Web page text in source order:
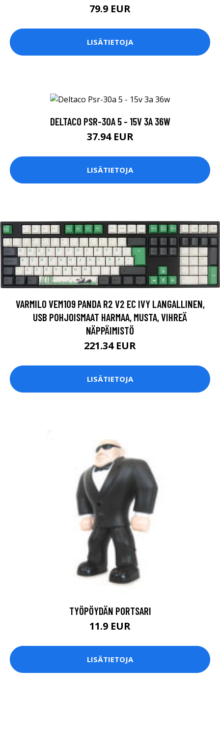
79.9 EUR
LISÄTIETOJA
DELTACO PSR-30A 5 - 15V 3A 36W
37.94 EUR
LISÄTIETOJA
VARMILO VEM109 PANDA R2 V2 EC IVY LANGALLINEN,
USB POHJOISMAAT HARMAA, MUSTA, VIHREÄ
NÄPPÄIMISTÖ
221.34 EUR
LISÄTIETOJA
TYÖPÖYDÄN PORTSARI
11.9 EUR
LISÄTIETOJA